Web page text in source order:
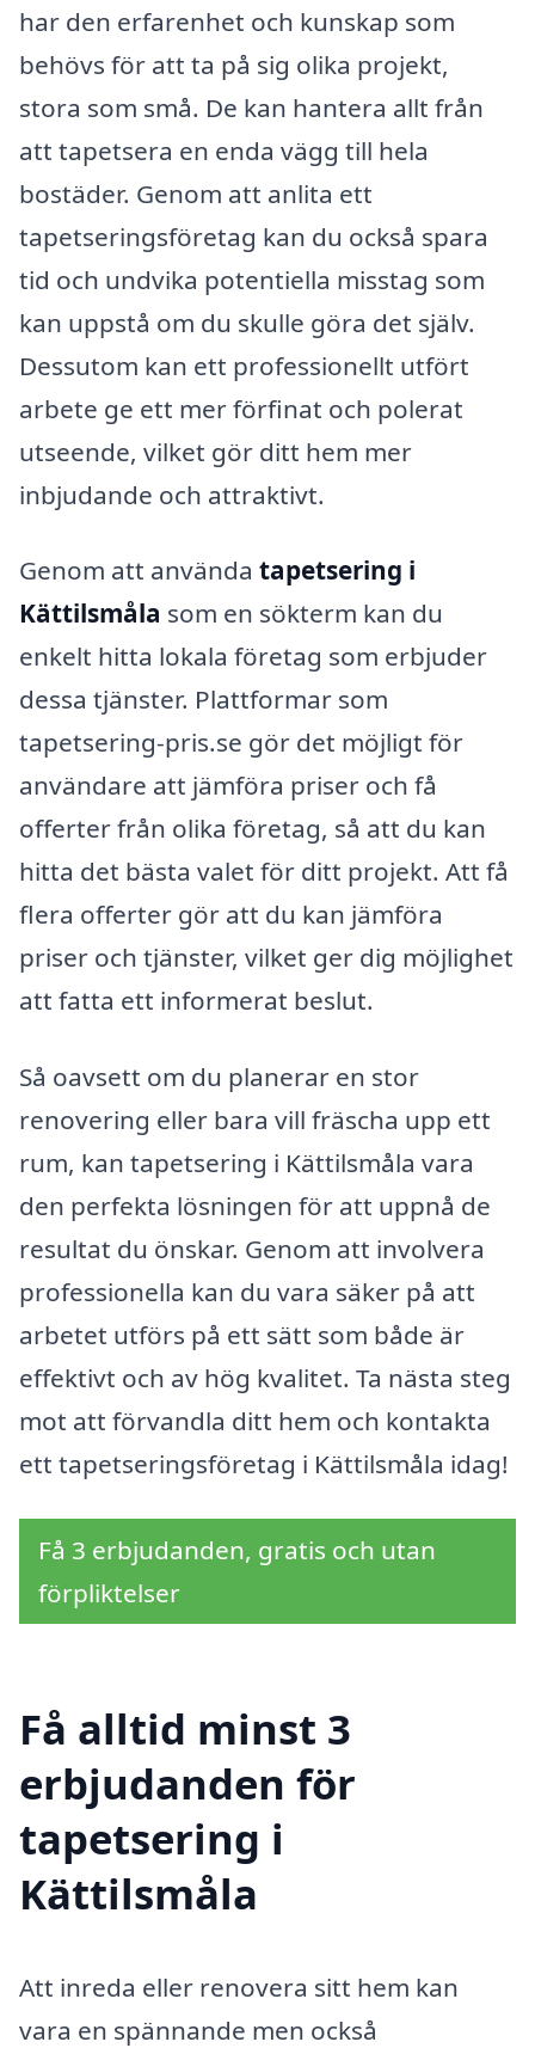
har den erfarenhet och kunskap som
behövs för att ta på sig olika projekt,
stora som små. De kan hantera allt från
att tapetsera en enda vägg till hela
bostäder. Genom att anlita ett
tapetseringsföretag kan du också spara
tid och undvika potentiella misstag som
kan uppstå om du skulle göra det själv.
Dessutom kan ett professionellt utfört
arbete ge ett mer förfinat och polerat
utseende, vilket gör ditt hem mer
inbjudande och attraktivt.
Genom att använda tapetsering i
Kättilsmåla som en sökterm kan du
enkelt hitta lokala företag som erbjuder
dessa tjänster. Plattformar som
tapetsering-pris.se gör det möjligt för
användare att jämföra priser och få
offerter från olika företag, så att du kan
hitta det bästa valet för ditt projekt. Att få
flera offerter gör att du kan jämföra
priser och tjänster, vilket ger dig möjlighet
att fatta ett informerat beslut.
Så oavsett om du planerar en stor
renovering eller bara vill fräscha upp ett
rum, kan tapetsering i Kättilsmåla vara
den perfekta lösningen för att uppnå de
resultat du önskar. Genom att involvera
professionella kan du vara säker på att
arbetet utförs på ett sätt som både är
effektivt och av hög kvalitet. Ta nästa steg
mot att förvandla ditt hem och kontakta
ett tapetseringsföretag i Kättilsmåla idag!
Få 3 erbjudanden, gratis och utan
förpliktelser
Få alltid minst 3
erbjudanden för
tapetsering i
Kättilsmåla
Att inreda eller renovera sitt hem kan
vara en spännande men också